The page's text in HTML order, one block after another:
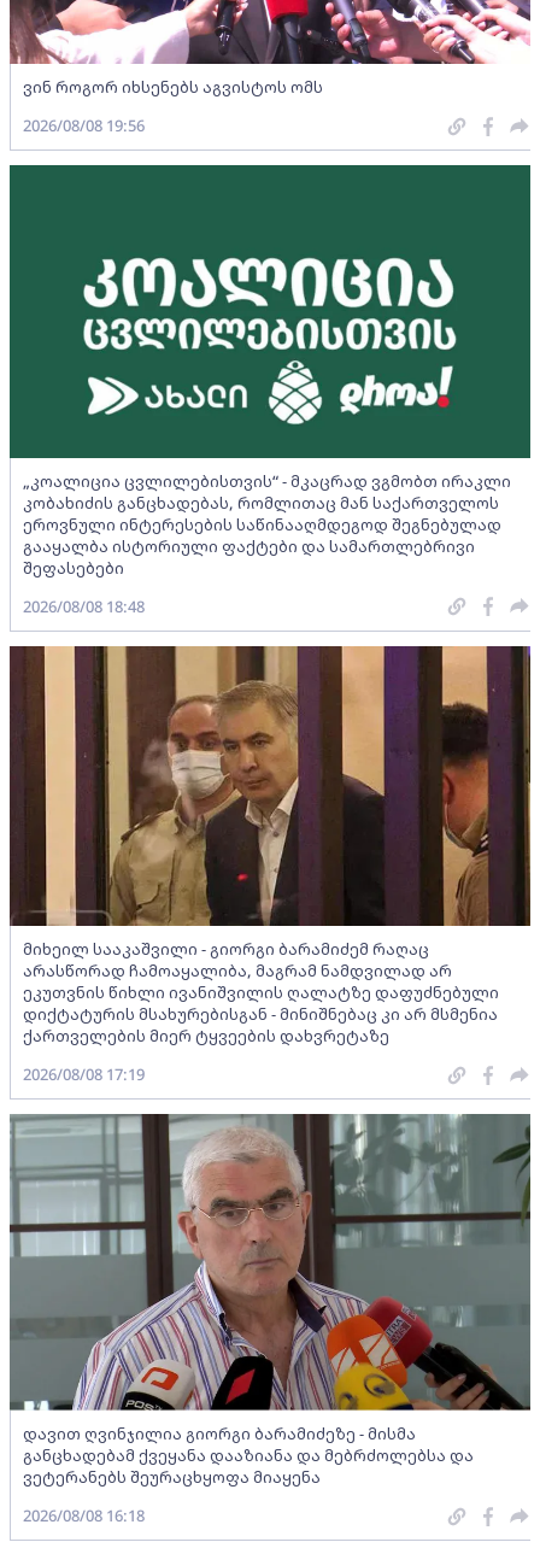
ვინ როგორ იხსენებს აგვისტოს ომს
2026/08/08 19:56
„კოალიცია ცვლილებისთვის“ - მკაცრად ვგმობთ ირაკლი
კობახიძის განცხადებას, რომლითაც მან საქართველოს
ეროვნული ინტერესების საწინააღმდეგოდ შეგნებულად
გააყალბა ისტორიული ფაქტები და სამართლებრივი
შეფასებები
2026/08/08 18:48
მიხეილ სააკაშვილი - გიორგი ბარამიძემ რაღაც
არასწორად ჩამოაყალიბა, მაგრამ ნამდვილად არ
ეკუთვნის წიხლი ივანიშვილის ღალატზე დაფუძნებული
დიქტატურის მსახურებისგან - მინიშნებაც კი არ მსმენია
ქართველების მიერ ტყვეების დახვრეტაზე
2026/08/08 17:19
დავით ღვინჯილია გიორგი ბარამიძეზე - მისმა
განცხადებამ ქვეყანა დააზიანა და მებრძოლებსა და
ვეტერანებს შეურაცხყოფა მიაყენა
2026/08/08 16:18